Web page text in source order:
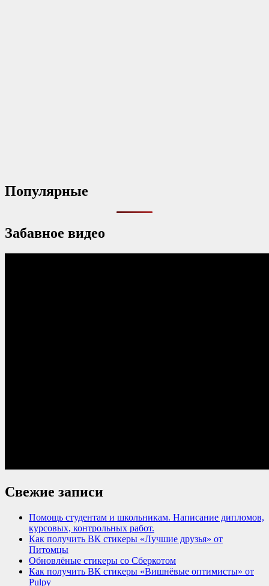
Популярные
Забавное видео
Свежие записи
Помощь студентам и школьникам. Написание дипломов,
курсовых, контрольных работ.
Как получить ВК стикеры «Лучшие друзья» от
Питомцы
Обновлёные стикеры со Сберкотом
Как получить ВК стикеры «Вишнёвые оптимисты» от
Pulpy